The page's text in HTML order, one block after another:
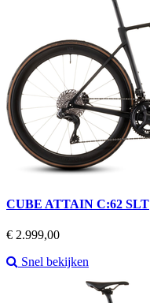
CUBE ATTAIN C:62 SLT
Prijs
€ 2.999,00
Snel bekijken